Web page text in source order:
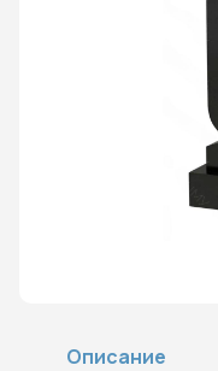
Описание